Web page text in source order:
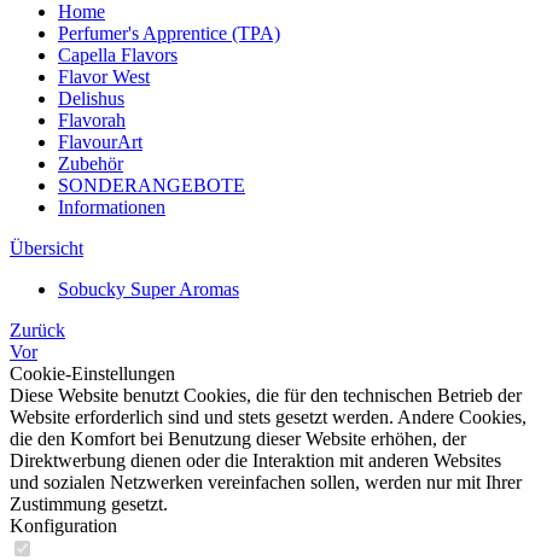
Home
Perfumer's Apprentice (TPA)
Capella Flavors
Flavor West
Delishus
Flavorah
FlavourArt
Zubehör
SONDERANGEBOTE
Informationen
Übersicht
Sobucky Super Aromas
Zurück
Vor
Cookie-Einstellungen
Diese Website benutzt Cookies, die für den technischen Betrieb der
Website erforderlich sind und stets gesetzt werden. Andere Cookies,
die den Komfort bei Benutzung dieser Website erhöhen, der
Direktwerbung dienen oder die Interaktion mit anderen Websites
und sozialen Netzwerken vereinfachen sollen, werden nur mit Ihrer
Zustimmung gesetzt.
Konfiguration